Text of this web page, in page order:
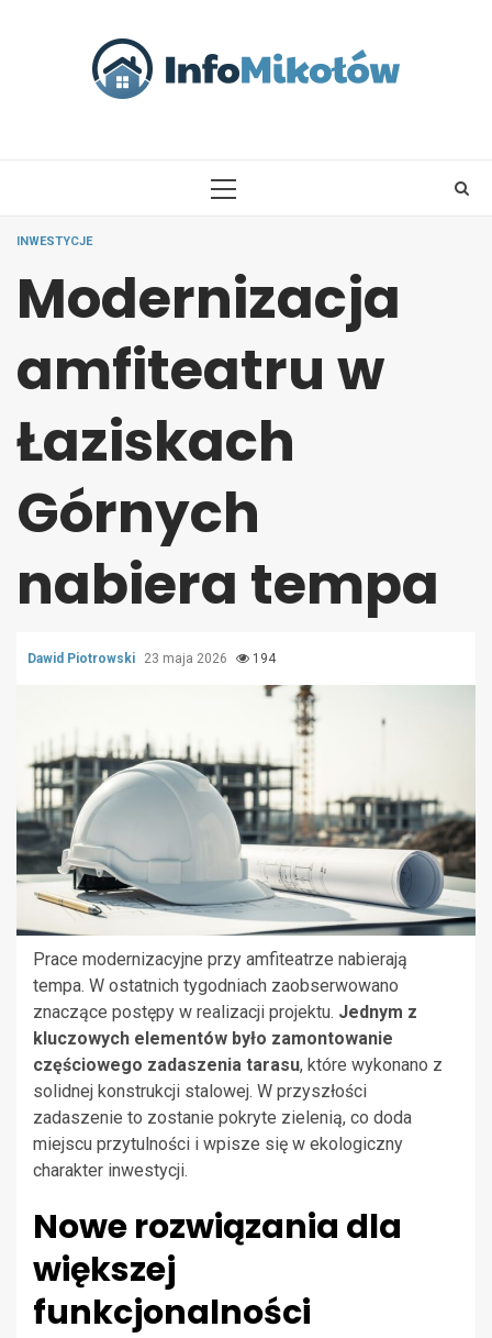
PRIMARY
INWESTYCJE
Modernizacja
amfiteatru w
Łaziskach
Górnych
nabiera tempa
Dawid Piotrowski 23 maja 2026 194
Prace modernizacyjne przy amfiteatrze nabierają
tempa. W ostatnich tygodniach zaobserwowano
znaczące postępy w realizacji projektu. Jednym z
kluczowych elementów było zamontowanie
częściowego zadaszenia tarasu, które wykonano z
solidnej konstrukcji stalowej. W przyszłości
zadaszenie to zostanie pokryte zielenią, co doda
miejscu przytulności i wpisze się w ekologiczny
charakter inwestycji.
Nowe rozwiązania dla
większej
funkcjonalności